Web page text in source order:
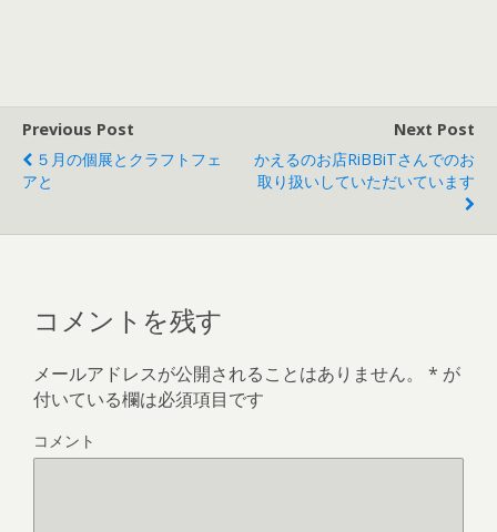
Previous Post
５月の個展とクラフトフェ
アと
Next Post
かえるのお店RiBBiTさんでのお
取り扱いしていただいています
コメントを残す
メールアドレスが公開されることはありません。 * が
付いている欄は必須項目です
コメント